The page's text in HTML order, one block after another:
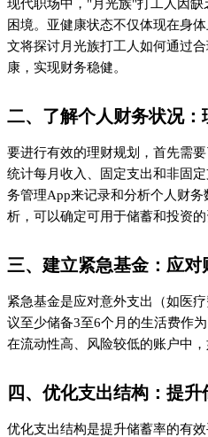
现代职场中，"月光族"打工人因
困境。亚健康状态不仅体现在身
文将探讨月光族打工人如何通过
康，实现财务稳健。
二、了解个人财务状况
要进行有效的理财规划，首先需
统计每月收入、固定支出和非固
务管理App来记录和分析个人财
析，可以确定可用于储蓄和投资的
三、建立紧急基金：应对
紧急基金是应对意外支出（如医
议至少储备3至6个月的生活费作
在流动性高、风险较低的账户中，
四、优化支出结构：提
优化支出结构是提升储蓄率的有